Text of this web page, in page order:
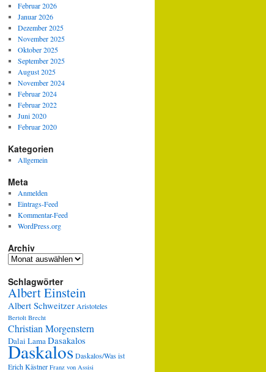
Februar 2026
Januar 2026
Dezember 2025
November 2025
Oktober 2025
September 2025
August 2025
November 2024
Februar 2024
Februar 2022
Juni 2020
Februar 2020
Kategorien
Allgemein
Meta
Anmelden
Eintrags-Feed
Kommentar-Feed
WordPress.org
Archiv
Archiv
Schlagwörter
Albert Einstein
Albert Schweitzer Aristoteles
Bertolt Brecht
Christian Morgenstern
Dalai LamaDasakalos
DaskalosDaskalos/Was ist
Erich Kästner Franz von Assisi